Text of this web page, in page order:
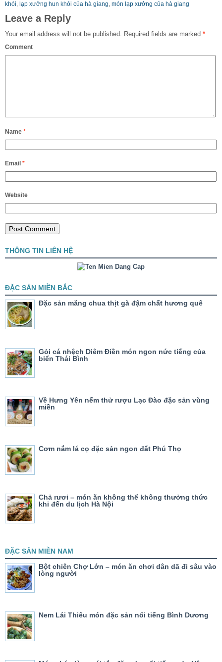
khói, lạp xưởng hun khói của hà giang, món lạp xưởng của hà giang
Leave a Reply
Your email address will not be published. Required fields are marked *
Comment
Name *
Email *
Website
THÔNG TIN LIÊN HỆ
ĐẶC SẢN MIỀN BẮC
Đặc sản măng chua thịt gà đậm chất hương quê
Gỏi cá nhệch Diêm Điền món ngon nức tiếng của
biển Thái Bình
Về Hưng Yên nếm thử rượu Lạc Đào đặc sản vùng
miền
Cơm nắm lá cọ đặc sản ngon đất Phú Thọ
Chả rươi – món ăn không thể không thưởng thức
khi đến du lịch Hà Nội
ĐẶC SẢN MIỀN NAM
Bột chiên Chợ Lớn – món ăn chơi dân dã đi sâu vào
lòng người
Nem Lái Thiêu món đặc sản nổi tiếng Bình Dương